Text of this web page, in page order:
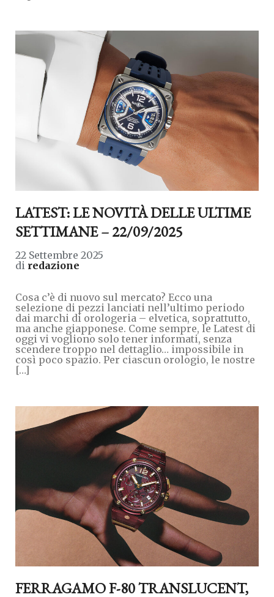
LATEST: LE NOVITÀ DELLE ULTIME
SETTIMANE – 22/09/2025
22 Settembre 2025
di redazione
Cosa c’è di nuovo sul mercato? Ecco una
selezione di pezzi lanciati nell’ultimo periodo
dai marchi di orologeria – elvetica, soprattutto,
ma anche giapponese. Come sempre, le Latest di
oggi vi vogliono solo tener informati, senza
scendere troppo nel dettaglio… impossibile in
così poco spazio. Per ciascun orologio, le nostre
[…]
FERRAGAMO F-80 TRANSLUCENT,